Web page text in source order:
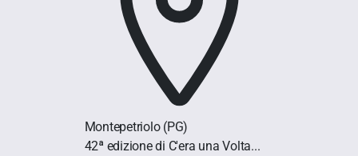
Montepetriolo (PG)
42ª edizione di C'era una Volta...